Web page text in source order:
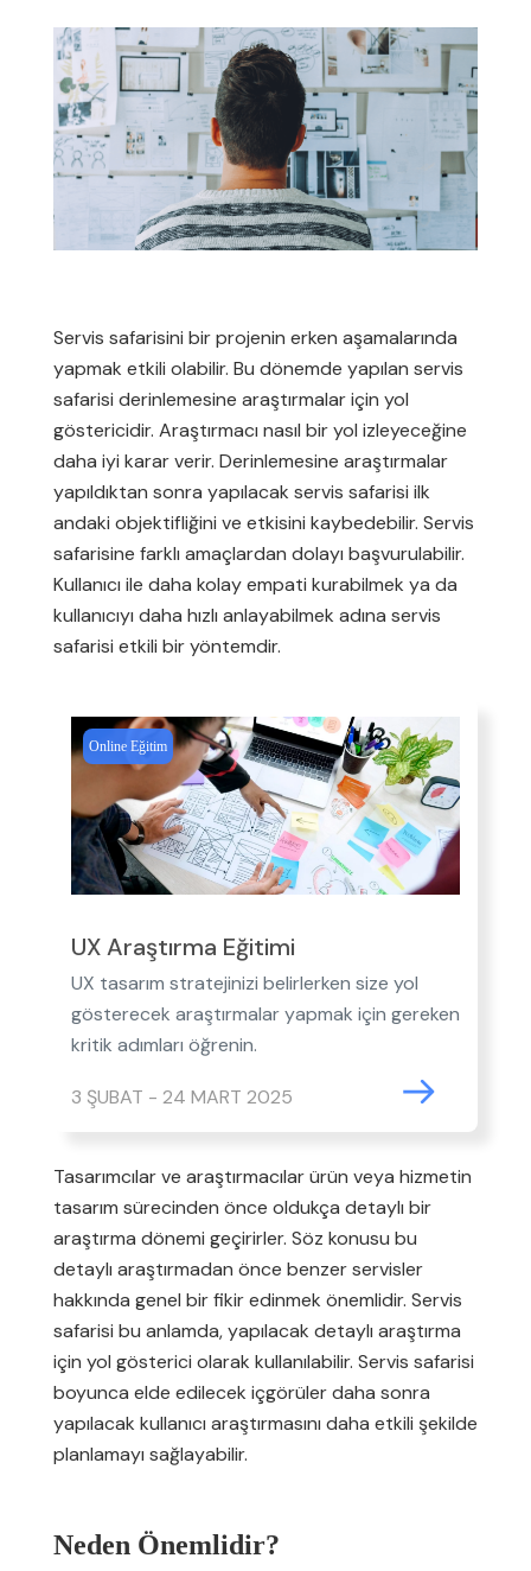
Servis safarisini bir projenin erken aşamalarında
yapmak etkili olabilir. Bu dönemde yapılan servis
safarisi derinlemesine araştırmalar için yol
göstericidir. Araştırmacı nasıl bir yol izleyeceğine
daha iyi karar verir. Derinlemesine araştırmalar
yapıldıktan sonra yapılacak servis safarisi ilk
andaki objektifliğini ve etkisini kaybedebilir. Servis
safarisine farklı amaçlardan dolayı başvurulabilir.
Kullanıcı ile daha kolay empati kurabilmek ya da
kullanıcıyı daha hızlı anlayabilmek adına servis
safarisi etkili bir yöntemdir.
Online Eğitim
UX Araştırma Eğitimi
UX tasarım stratejinizi belirlerken size yol
gösterecek araştırmalar yapmak için gereken
kritik adımları öğrenin.
3 ŞUBAT - 24 MART 2025
Tasarımcılar ve araştırmacılar ürün veya hizmetin
tasarım sürecinden önce oldukça detaylı bir
araştırma dönemi geçirirler. Söz konusu bu
detaylı araştırmadan önce benzer servisler
hakkında genel bir fikir edinmek önemlidir. Servis
safarisi bu anlamda, yapılacak detaylı araştırma
için yol gösterici olarak kullanılabilir. Servis safarisi
boyunca elde edilecek içgörüler daha sonra
yapılacak kullanıcı araştırmasını daha etkili şekilde
planlamayı sağlayabilir.
Neden Önemlidir?